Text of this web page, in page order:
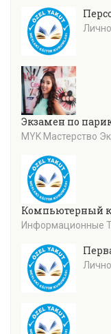
Экзамен по
MYK Мастерство
Компьютерный
Информационные